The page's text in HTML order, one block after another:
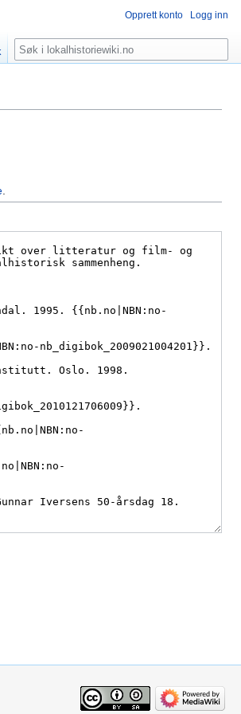
Opprett konto Logg inn
Søk